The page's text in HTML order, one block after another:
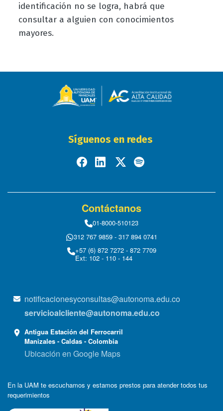
identificación no se logra, habrá que
consultar a alguien con conocimientos
mayores.
Síguenos en redes
Contáctanos
01-8000-510123
312 767 9859 - 317 894 0741
+57 (6) 872 7272 - 872 7709
Ext: 102 - 110 - 144
notificacionesyconsultas@autonoma.edu.co
servicioalcliente@autonoma.edu.co
Antigua Estación del Ferrocarril
Manizales - Caldas - Colombia
Ubicación en Google Maps
En la UAM te escuchamos y estamos prestos para atender todos tus
requerimientos